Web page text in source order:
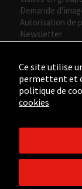
Demande
Autorisation de
Newsletter
©2015 - ©2026
Ce site utilise
permettent et
politique de
cookies